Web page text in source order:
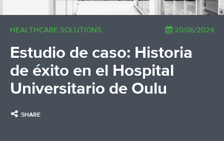
AE - اللغة العربية
HEALTHCARE SOLUTIONS 20/06/2024
Estudio de caso: Historia
de éxito en el Hospital
Universitario de Oulu
SHARE